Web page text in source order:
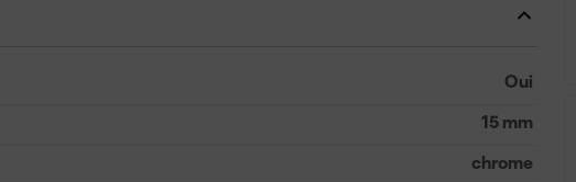
Oui
15 mm
chrome